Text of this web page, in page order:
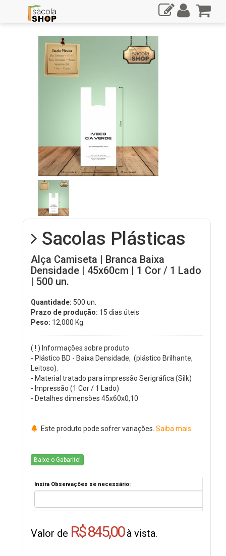
Sacolas Plásticas
Alça Camiseta | Branca Baixa
Densidade | 45x60cm | 1 Cor / 1 Lado
| 500 un.
Quantidade: 500 un.
Prazo de produção: 15 dias úteis
Peso: 12,000 Kg.
( ! ) Informações sobre produto
- Plástico BD - Baixa Densidade, (plástico Brilhante,
Leitoso).
- Material tratado para impressão Serigráfica (Silk)
- Impressão (1 Cor / 1 Lado)
- Detalhes dimensões 45x60x0,10
Este produto pode sofrer variações. Saiba mais
Baixe o Gabarito!
Insira Observações se necessário:
Valor de R$ 845,00à vista.